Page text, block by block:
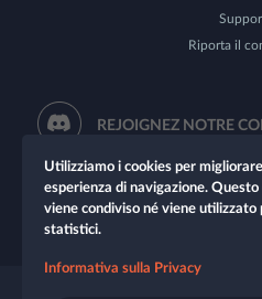
Riporta il
REJOIGNEZ NOTRE
Utilizziamo i cookies per
esperienza di navigazione. Questo
viene condiviso né viene utilizzato
statistici.
Informativa sulla Privacy